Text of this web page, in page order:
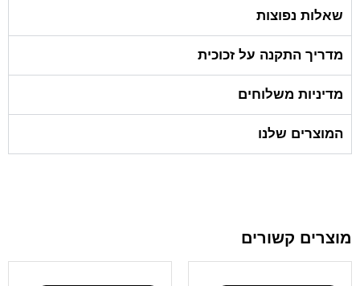
שאלות נפוצות
מדריך התקנה על זכוכית
מדיניות משלוחים
המוצרים שלנו
מוצרים קשורים